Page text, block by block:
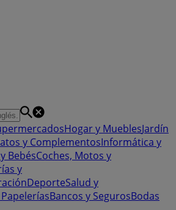
Hogar y MueblesJardín
y ComplementosInformática y
BebésCoches, Motos y
y
DeporteSalud y
Bancos y SegurosBodas